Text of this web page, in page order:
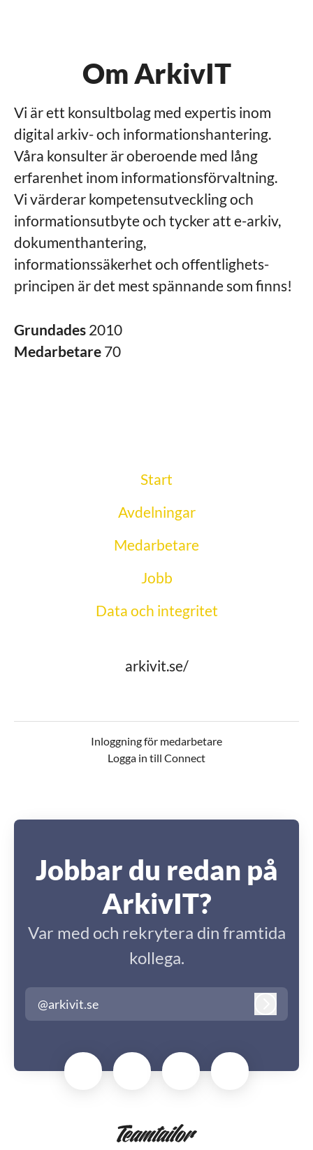
Om ArkivIT
Vi är ett konsultbolag med expertis inom
digital arkiv- och informationshantering.
Våra konsulter är oberoende med lång
erfarenhet inom informationsförvaltning.
Vi värderar kompetensutveckling och
informationsutbyte och tycker att e-arkiv,
dokumenthantering,
informationssäkerhet och offentlighets-
principen är det mest spännande som finns!
Grundades 2010
Medarbetare 70
Start
Avdelningar
Medarbetare
Jobb
Data och integritet
arkivit.se/
Inloggning för medarbetare
Logga in till Connect
Jobbar du redan på
ArkivIT?
Var med och rekrytera din framtida
kollega.
@arkivit.se